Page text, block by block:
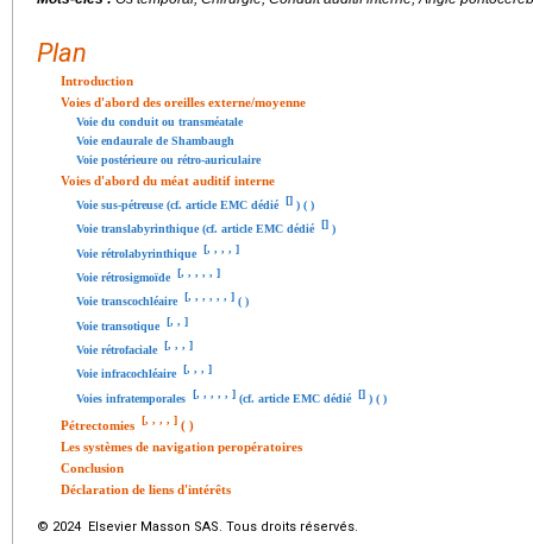
Plan
Introduction
Voies d'abord des oreilles externe/moyenne
Voie du conduit ou transméatale
Voie endaurale de Shambaugh
Voie postérieure ou rétro-auriculaire
Voies d'abord du méat auditif interne
Voie sus-pétreuse (cf. article EMC dédié [] ) ( )
Voie translabyrinthique (cf. article EMC dédié [] )
Voie rétrolabyrinthique [, , , , ]
Voie rétrosigmoïde [, , , , , ]
Voie transcochléaire [, , , , , , ] ( )
Voie transotique [, , ]
Voie rétrofaciale [, , , ]
Voie infracochléaire [, , , ]
Voies infratemporales [, , , , , ] (cf. article EMC dédié [] ) ( )
Pétrectomies [, , , , ] ( )
Les systèmes de navigation peropératoires
Conclusion
Déclaration de liens d'intérêts
© 2024 Elsevier Masson SAS. Tous droits réservés.